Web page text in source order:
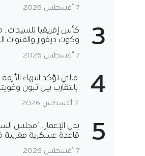
7 أغسطس 2026
3
كأس إفريقيا للسيدات..
وكوت ديفوار والقنوات
7 أغسطس 2026
4
مالي تؤكد انتهاء
بالتقارب بين تبون وغويتا
7 أغسطس 2026
5
بدل الإعمار.. “مجلس
قاعدة عسكرية
7 أغسطس 2026